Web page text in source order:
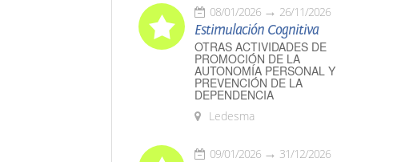
08/01/2026 26/11/2026
Estimulación Cognitiva
OTRAS ACTIVIDADES DE
PROMOCIÓN DE LA
AUTONOMÍA PERSONAL Y
PREVENCIÓN DE LA
DEPENDENCIA
Ledesma
09/01/2026 31/12/2026